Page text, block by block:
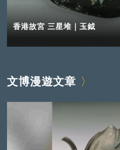
香港故宮 三星堆｜玉鉞
文博漫遊文章